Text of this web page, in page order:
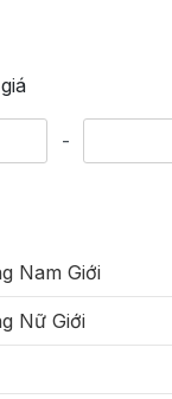
-
Nam Giới
Nữ Giới